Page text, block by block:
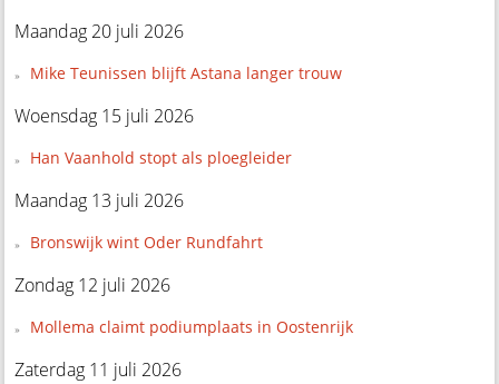
Maandag 20 juli 2026
Mike Teunissen blijft Astana langer trouw
Woensdag 15 juli 2026
Han Vaanhold stopt als ploegleider
Maandag 13 juli 2026
Bronswijk wint Oder Rundfahrt
Zondag 12 juli 2026
Mollema claimt podiumplaats in Oostenrijk
Zaterdag 11 juli 2026